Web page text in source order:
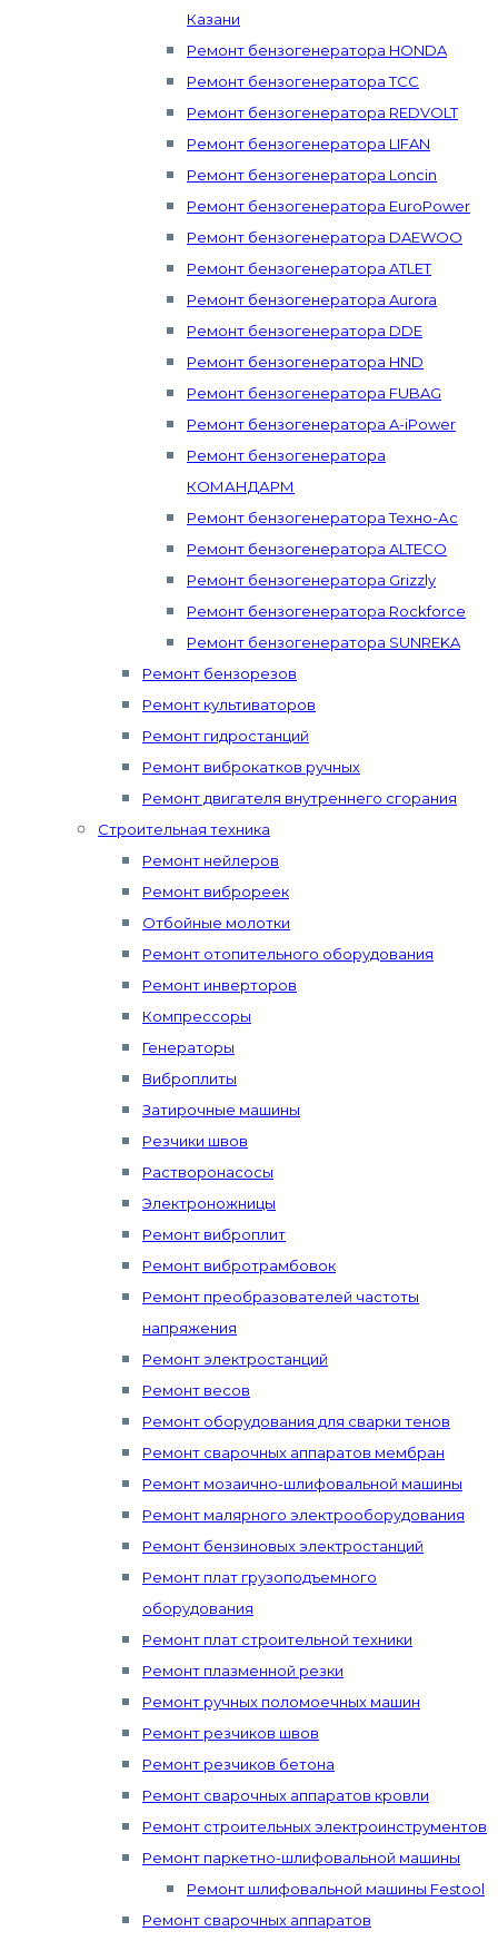
Казани
Ремонт бензогенератора HONDA
Ремонт бензогенератора ТСС
Ремонт бензогенератора REDVOLT
Ремонт бензогенератора LIFAN
Ремонт бензогенератора Loncin
Ремонт бензогенератора EuroPower
Ремонт бензогенератора DAEWOO
Ремонт бензогенератора ATLET
Ремонт бензогенератора Aurora
Ремонт бензогенератора DDE
Ремонт бензогенератора HND
Ремонт бензогенератора FUBAG
Ремонт бензогенератора A-iPower
Ремонт бензогенератора
КОМАНДАРМ
Ремонт бензогенератора Техно-Ас
Ремонт бензогенератора ALTECO
Ремонт бензогенератора Grizzly
Ремонт бензогенератора Rockforce
Ремонт бензогенератора SUNREKA
Ремонт бензорезов
Ремонт культиваторов
Ремонт гидростанций
Ремонт виброкатков ручных
Ремонт двигателя внутреннего сгорания
Строительная техника
Ремонт нейлеров
Ремонт виброреек
Отбойные молотки
Ремонт отопительного оборудования
Ремонт инверторов
Компрессоры
Генераторы
Виброплиты
Затирочные машины
Резчики швов
Растворонасосы
Электроножницы
Ремонт виброплит
Ремонт вибротрамбовок
Ремонт преобразователей частоты
напряжения
Ремонт электростанций
Ремонт весов
Ремонт оборудования для сварки тенов
Ремонт сварочных аппаратов мембран
Ремонт мозаично-шлифовальной машины
Ремонт малярного электрооборудования
Ремонт бензиновых электростанций
Ремонт плат грузоподъемного
оборудования
Ремонт плат строительной техники
Ремонт плазменной резки
Ремонт ручных поломоечных машин
Ремонт резчиков швов
Ремонт резчиков бетона
Ремонт сварочных аппаратов кровли
Ремонт строительных электроинструментов
Ремонт паркетно-шлифовальной машины
Ремонт шлифовальной машины Festool
Ремонт сварочных аппаратов